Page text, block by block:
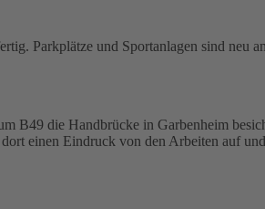
Parkplätze und Sportanlagen sind neu
B49 die Handbrücke in Garbenheim
einen Eindruck von den Arbeiten auf